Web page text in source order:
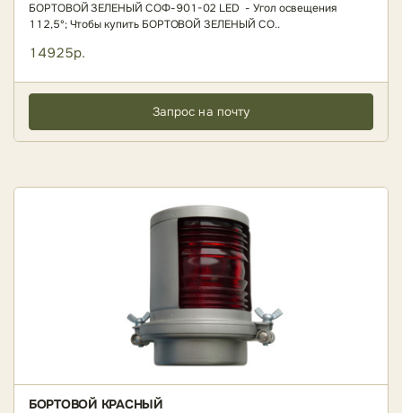
БОРТОВОЙ ЗЕЛЕНЫЙ СОФ-901-02 LED - Угол освещения
112,5º; Чтобы купить БОРТОВОЙ ЗЕЛЕНЫЙ СО..
14925р.
Запрос на почту
БОРТОВОЙ КРАСНЫЙ